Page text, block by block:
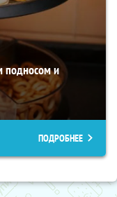
подносом и
ПОДРОБНЕЕ